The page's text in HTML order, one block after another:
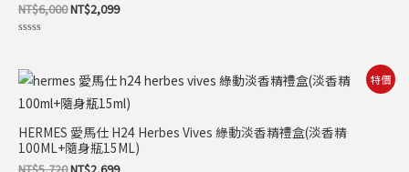
NT$6,000NT$2,099
滿
分
特價
HERMES 愛馬仕 H24 Herbes Vives 綠動淡香精禮盒(淡香精
100ML+隨身瓶15ML)
原
始
價
NT$5,720。
目
前
價
NT$2,699。